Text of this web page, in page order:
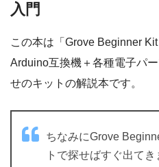
入門
この本は「Grove Beginner
Arduino互換機＋各種電子パ
せのキットの解説本です。
ちなみにGrove
トで探せばすぐ出てき